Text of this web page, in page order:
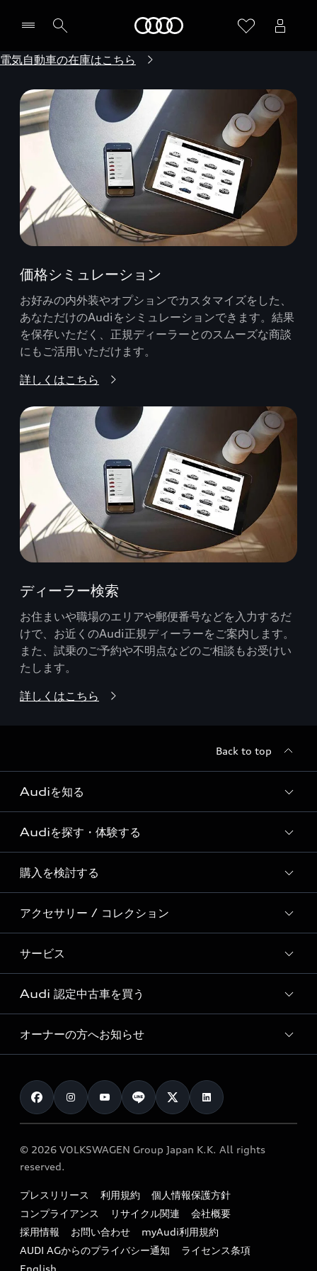
電気自動車の在庫はこちら
価格シミュレーション
お好みの内外装やオプションでカスタマイズをした、
あなただけのAudiをシミュレーションできます。結果
を保存いただく、正規ディーラーとのスムーズな商談
にもご活用いただけます。
詳しくはこちら
ディーラー検索
お住まいや職場のエリアや郵便番号などを入力するだ
けで、お近くのAudi正規ディーラーをご案内します。
また、試乗のご予約や不明点などのご相談もお受けい
たします。
詳しくはこちら
Back to top
Audiを知る
Audi ブランド
Story of Progress
Audi Sport
Formula 1®
デジタルサービス
Audiを探す・体験する
ディーラー検索
新車在庫検索
試乗車・展示車検索
見積り依頼
試乗予約
購入を検討する
モデル一覧
特別仕様モデル / 限定モデル
e-tronラインアップ
価格シミュレーション
車両比較
カタログ一覧
アクセサリー / コレクション
純正アクセサリー
オンラインショップ
Audi collection
アウディナビアプリ
サービス
サービス入庫予約
サービスプログラム
メンテナンス
車検 / 定期点検
e-tronアフターサポート
myAudi
Audi 認定中古車を買う
Audi認定中古車
クオリティ
保証
メンテナンス
ファイナンス
キャンペーン / イベント
買取査定
オーナーの方へお知らせ
お知らせ
オーナー様向けキャンペーン
特定整備適用車一覧
リサイクル法
よくある質問（FAQ）
© 2026 VOLKSWAGEN Group Japan K.K. All rights
reserved.
プレスリリース 利用規約
個人情報保護方針
コンプライアンス
リサイクル関連
会社概要
採用情報
お問い合わせ
myAudi利用規約
AUDI AGからのプライバシー通知
ライセンス条項
English